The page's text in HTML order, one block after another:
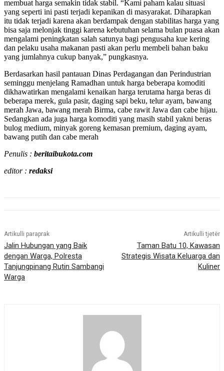
membuat harga semakin tidak stabil. “Kami paham kalau situasi
yang seperti ini pasti terjadi kepanikan di masyarakat. Diharapkan
itu tidak terjadi karena akan berdampak dengan stabilitas harga yang
bisa saja melonjak tinggi karena kebutuhan selama bulan puasa akan
mengalami peningkatan salah satunya bagi pengusaha kue kering
dan pelaku usaha makanan pasti akan perlu membeli bahan baku
yang jumlahnya cukup banyak,” pungkasnya.
Berdasarkan hasil pantauan Dinas Perdagangan dan Perindustrian
seminggu menjelang Ramadhan untuk harga beberapa komoditi
dikhawatirkan mengalami kenaikan harga terutama harga beras di
beberapa merek, gula pasir, daging sapi beku, telur ayam, bawang
merah Jawa, bawang merah Birma, cabe rawit Jawa dan cabe hijau.
Sedangkan ada juga harga komoditi yang masih stabil yakni beras
bulog medium, minyak goreng kemasan premium, daging ayam,
bawang putih dan cabe merah
Penulis : beritaibukota.com
editor : redaksi
Artikulli paraprak
Jalin Hubungan yang Baik
dengan Warga, Polresta
Tanjungpinang Rutin Sambangi
Warga
Artikulli tjetër
Taman Batu 10, Kawasan
Strategis Wisata Keluarga dan
Kuliner